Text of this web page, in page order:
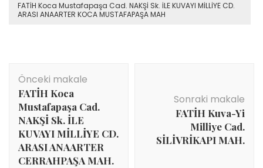
FATİH Koca Mustafapaşa Cad. NAKŞİ Sk. İLE KUVAYI MİLLİYE CD.
ARASI ANAARTER KOCA MUSTAFAPAŞA MAH
Yazı
dolaşımı
Önceki makale
FATİH Koca
Mustafapaşa Cad.
NAKŞİ Sk. İLE
KUVAYI MİLLİYE CD.
ARASI ANAARTER
CERRAHPAŞA MAH.
Sonraki makale
FATİH Kuva-Yi
Milliye Cad.
SİLİVRİKAPI MAH.